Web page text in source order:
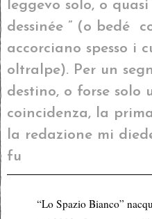
leggevo solo, o quasi
dessinée ” (o bedé
accorciano spesso i
oltralpe). Per un
destino, o forse solo
coincidenza, la
la redazione mi
fu
“Lo Spazio Bianco”